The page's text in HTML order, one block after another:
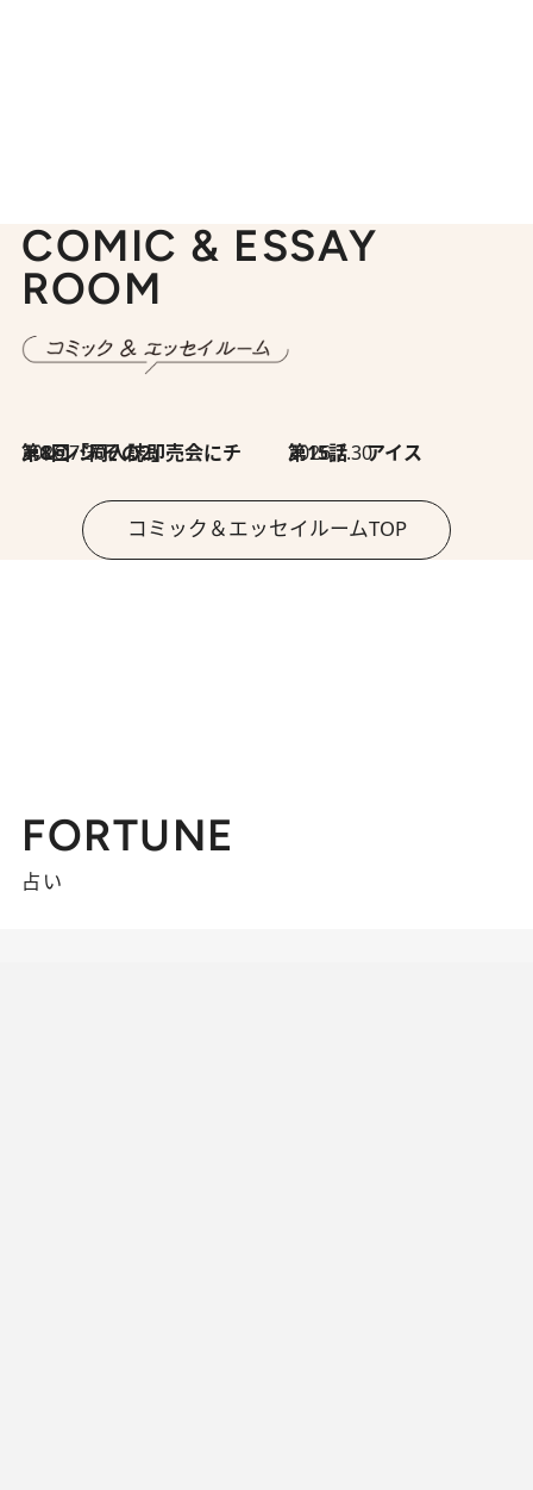
COMIC & ESSAY
ROOM
2026.7.30
第8回「同人誌即売会にチャレンジ その2」 2026.7.30
第15話 アイス
コミック＆エッセイルームTOP
FORTUNE
占い